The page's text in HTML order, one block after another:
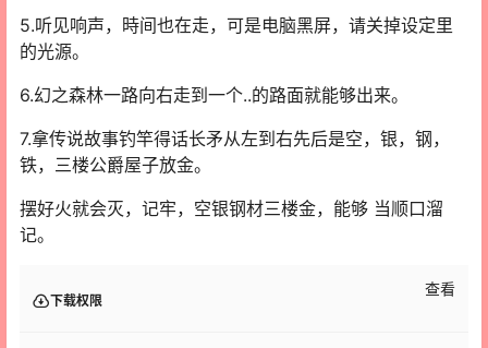
5.听见响声，時间也在走，可是电脑黑屏，请关掉设定里
的光源。
6.幻之森林一路向右走到一个..的路面就能够出来。
7.拿传说故事钓竿得话长矛从左到右先后是空，银，钢，
铁，三楼公爵屋子放金。
摆好火就会灭，记牢，空银钢材三楼金，能够 当顺口溜
记。
下载权限
查看